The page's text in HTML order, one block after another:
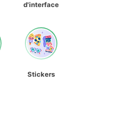
d'interface
Stickers